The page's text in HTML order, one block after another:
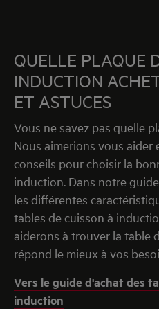
QUELLE PLAQUE
INDUCTION
ET ASTUCES
Vous ne savez pas quelle
Nous aimerions vous
conseils pour choisir la
induction. Dans notre
les différentes
tables de cuisson à
aiderons à trouver la table
répond le mieux à vos
Vers le guide d'achat des
induction